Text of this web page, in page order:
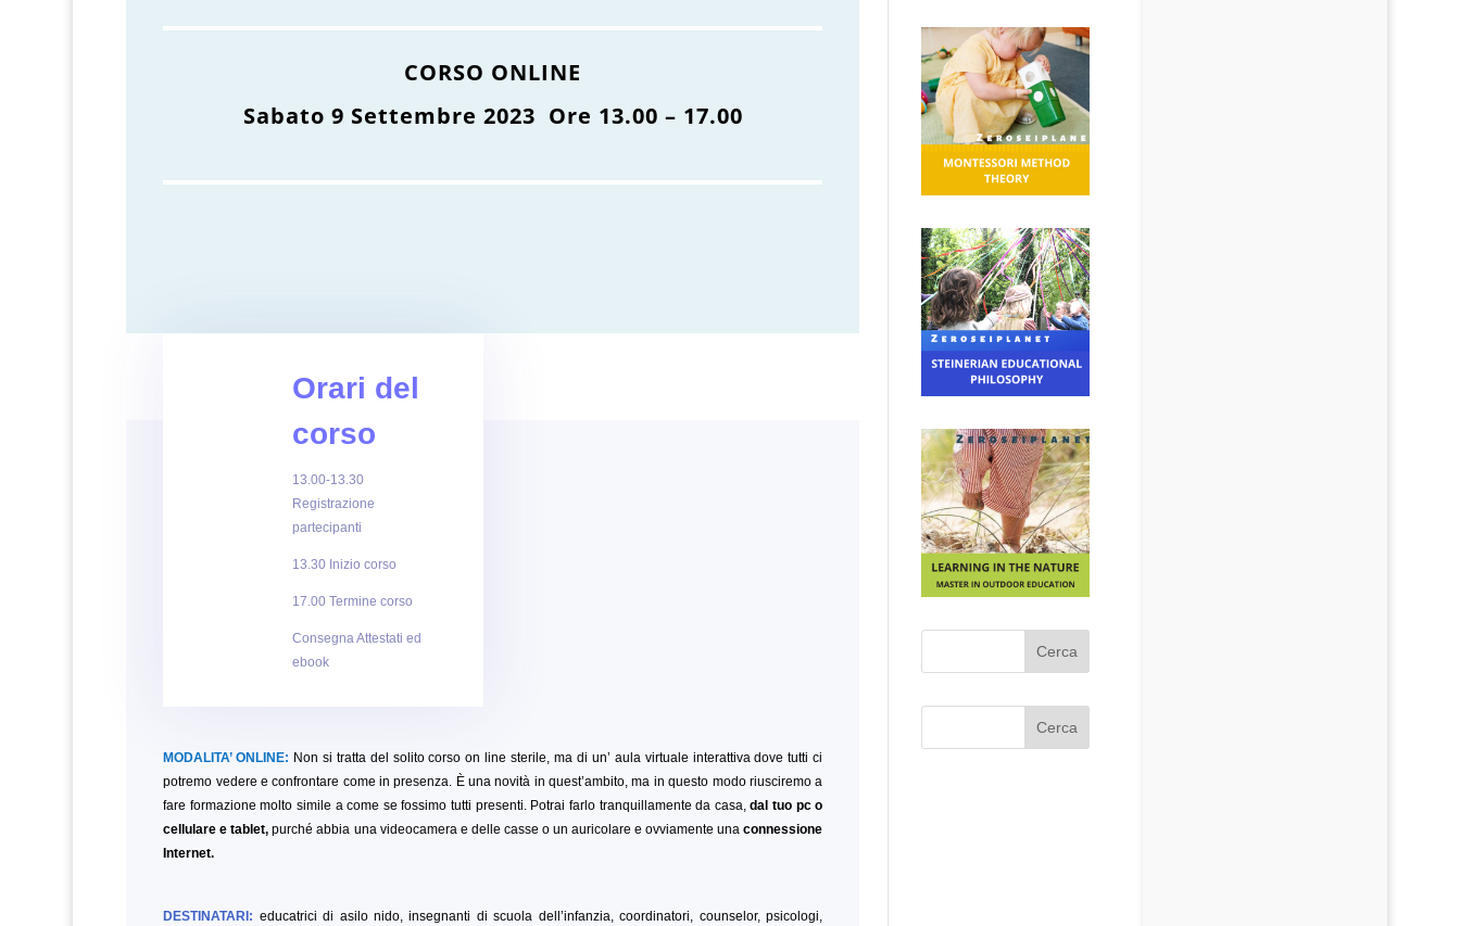
CORSO ONLINE
Sabato 9 Settembre 2023 Ore 13.00 – 17.00
Orari del
corso
13.00-13.30
Registrazione
partecipanti
13.30 Inizio corso
17.00 Termine corso
Consegna Attestati ed
ebook
MODALITA’ ONLINE: Non si tratta del solito corso on line sterile, ma di un’ aula virtuale interattiva dove tutti ci
potremo vedere e confrontare come in presenza. È una novità in quest’ambito, ma in questo modo riusciremo a
fare formazione molto simile a come se fossimo tutti presenti. Potrai farlo tranquillamente da casa,dal tuo pc o
cellulare e tablet, purché abbia una videocamera e delle casse o un auricolare e ovviamente unaconnessione
Internet.
DESTINATARI: educatrici di asilo nido, insegnanti di scuola dell’infanzia, coordinatori, counselor, psicologi,
Cerca
Cerca